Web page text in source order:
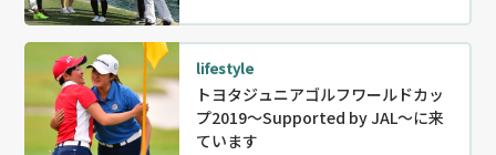
lifestyle
トヨタジュニアゴルフワールドカッ
プ2019〜Supported by JAL〜に来
ています